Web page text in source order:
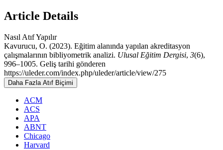
Article Details
Nasıl Atıf Yapılır
Kavurucu, O. (2023). Eğitim alanında yapılan akreditasyon
çalışmalarının bibliyometrik analizi. Ulusal Eğitim Dergisi, 3(6),
996–1005. Geliş tarihi gönderen
https://uleder.com/index.php/uleder/article/view/275
Daha Fazla Atıf Biçimi
ACM
ACS
APA
ABNT
Chicago
Harvard